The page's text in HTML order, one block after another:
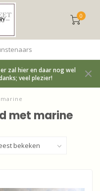
0
zal hier en daar nog wel
veel plezier!
marine
met marine